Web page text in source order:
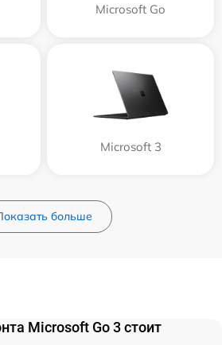
Microsoft Go
Microsoft 3
больше
Microsoft Go 3 стоит